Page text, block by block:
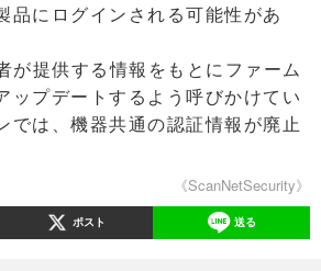
品にログインされる可能性があ
提供する情報をもとにファーム
ップデートするよう呼びかけてい
では、機器共通の認証情報が廃止
《ScanNetSecurity》
ポスト 送る